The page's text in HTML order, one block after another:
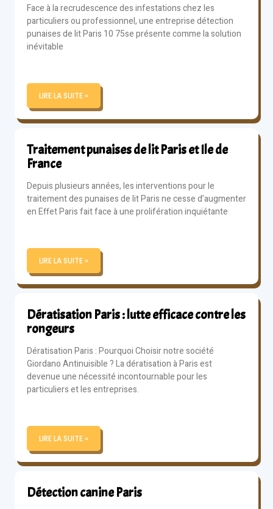
Face à la recrudescence des infestations chez les
particuliers ou professionnel, une entreprise détection
punaises de lit Paris 10 75se présente comme la solution
inévitable
LIRE LA SUITE »
Traitement punaises de lit Paris et Ile de
France
Depuis plusieurs années, les interventions pour le
traitement des punaises de lit Paris ne cesse d’augmenter
en Effet Paris fait face à une prolifération inquiétante
LIRE LA SUITE »
Dératisation Paris : lutte efficace contre les
rongeurs
Dératisation Paris : Pourquoi Choisir notre société
Giordano Antinuisible ? La dératisation à Paris est
devenue une nécessité incontournable pour les
particuliers et les entreprises.
LIRE LA SUITE »
Détection canine Paris